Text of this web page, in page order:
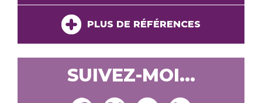
PLUS DE RÉFÉRENCES
SUIVEZ-MOI...